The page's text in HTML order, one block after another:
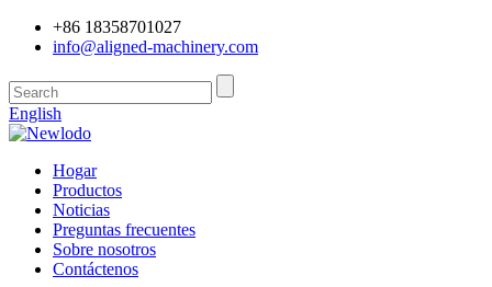
+86 18358701027
info@aligned-machinery.com
English
Hogar
Productos
Noticias
Preguntas frecuentes
Sobre nosotros
Contáctenos